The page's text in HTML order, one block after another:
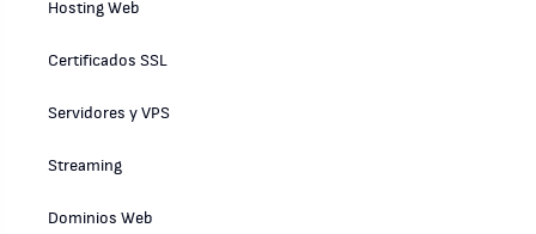
Hosting Web
Certificados SSL
Servidores y VPS
Streaming
Dominios Web